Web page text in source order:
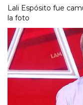
Lali Espósito fue
la foto